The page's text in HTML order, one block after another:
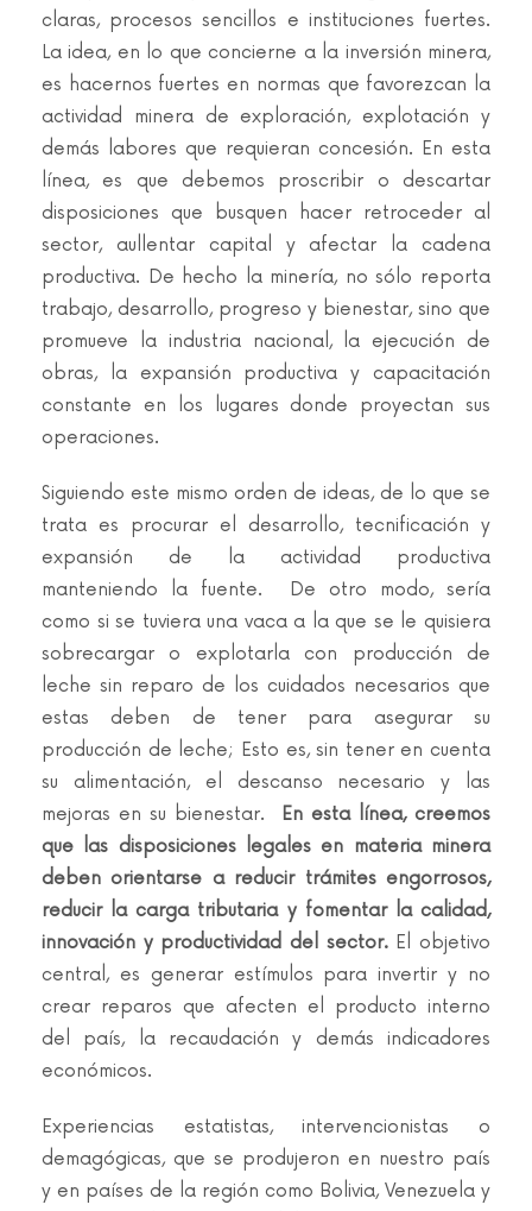
claras, procesos sencillos e instituciones fuertes.
La idea, en lo que concierne a la inversión minera,
es hacernos fuertes en normas que favorezcan la
actividad minera de exploración, explotación y
demás labores que requieran concesión. En esta
línea, es que debemos proscribir o descartar
disposiciones que busquen hacer retroceder al
sector, aullentar capital y afectar la cadena
productiva. De hecho la minería, no sólo reporta
trabajo, desarrollo, progreso y bienestar, sino que
promueve la industria nacional, la ejecución de
obras, la expansión productiva y capacitación
constante en los lugares donde proyectan sus
operaciones.
Siguiendo este mismo orden de ideas, de lo que se
trata es procurar el desarrollo, tecnificación y
expansión de la actividad productiva
manteniendo la fuente. De otro modo, sería
como si se tuviera una vaca a la que se le quisiera
sobrecargar o explotarla con producción de
leche sin reparo de los cuidados necesarios que
estas deben de tener para asegurar su
producción de leche; Esto es, sin tener en cuenta
su alimentación, el descanso necesario y las
mejoras en su bienestar. En esta línea, creemos
que las disposiciones legales en materia minera
deben orientarse a reducir trámites engorrosos,
reducir la carga tributaria y fomentar la calidad,
innovación y productividad del sector. El objetivo
central, es generar estímulos para invertir y no
crear reparos que afecten el producto interno
del país, la recaudación y demás indicadores
económicos.
Experiencias estatistas, intervencionistas o
demagógicas, que se produjeron en nuestro país
y en países de la región como Bolivia, Venezuela y